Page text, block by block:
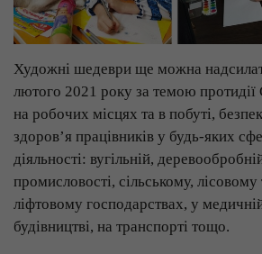
Художні шедеври ще можна
лютого 2021 року за темою
на робочих місцях та в побуті,
здоров’я працівників у будь-яких
діяльності: вугільній,
промисловості, сільському, лісовому
ліфтовому господарствах, у
будівництві, на транспорті тощо.